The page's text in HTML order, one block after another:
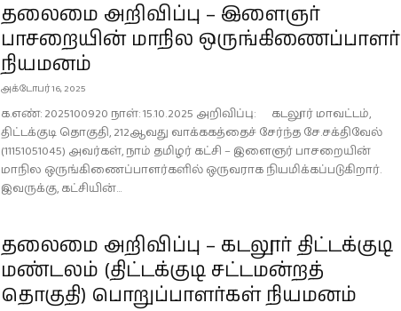
தலைமை அறிவிப்பு – இளைஞர்
பாசறையின் மாநில ஒருங்கிணைப்பாளர்
நியமனம்
அக்டோபர் 16, 2025
க.எண்: 2025100920 நாள்: 15.10.2025 அறிவிப்பு: கடலூர் மாவட்டம்,
திட்டக்குடி தொகுதி, 212ஆவது வாக்ககத்தைச் சேர்ந்த சே.சக்திவேல்
(11151051045) அவர்கள், நாம் தமிழர் கட்சி – இளைஞர் பாசறையின்
மாநில ஒருங்கிணைப்பாளர்களில் ஒருவராக நியமிக்கப்படுகிறார்.
இவருக்கு, கட்சியின்...
தலைமை அறிவிப்பு – கடலூர் திட்டக்குடி
மண்டலம் (திட்டக்குடி சட்டமன்றத்
தொகுதி) பொறுப்பாளர்கள் நியமனம்